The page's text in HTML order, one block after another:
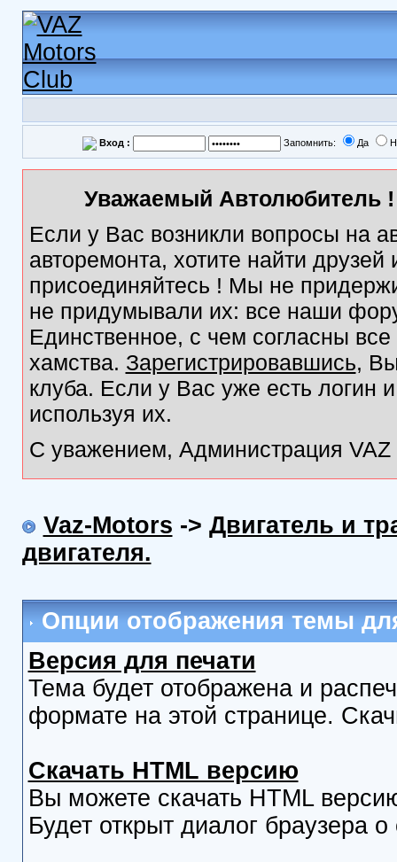
Вход : Запомнить: Да
Уважаемый Автолюбитель
Если у Вас возникли вопросы на
авторемонта, хотите найти
присоединяйтесь ! Мы не
не придумывали их: все наши
Единственное, с чем согласны
хамства. Зарегистрировавшись,
клуба. Если у Вас уже есть логин
используя их.
С уважением, Администрация VAZ
Vaz-Motors -> Двигатель и
двигателя.
Опции отображения темы
Версия для печати
Тема будет отображена и
формате на этой странице.
Скачать HTML версию
Вы можете скачать HTML
Будет открыт диалог браузера о